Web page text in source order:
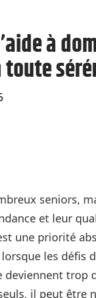
à
toute
seniors,
et leur
une priorité
les défis
deviennent trop
il peut être